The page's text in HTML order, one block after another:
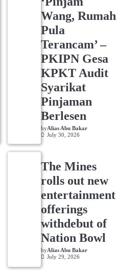
Wang, Rumah
Pula
Terancam’ –
PKIPN Gesa
KPKT Audit
Syarikat
Pinjaman
Berlesen
byAlias Abu Bakar
July 30, 2026
The Mines
rolls out new
entertainment
offerings
withdebut of
Nation Bowl
byAlias Abu Bakar
July 29, 2026